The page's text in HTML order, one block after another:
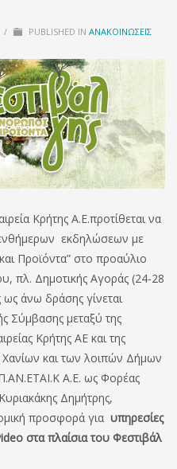
/ PUBLISHED IN ΑΝΑΚΟΙΝΏΣΕΙΣ
Κρήτης Α.Ε.προτίθεται να
εκδηλώσεων με
Προϊόντα” στο προαύλιο
πλ. Δημοτικής Αγοράς (24-28
άνω δράσης γίνεται
Σύμβασης μεταξύ της
Κρήτης ΑΕ και της
και των λοιπών Δήμων
Α.Ε. ως Φορέας
Δημήτρης,
προσφορά για υπηρεσίες
στα πλαίσια του Φεστιβάλ